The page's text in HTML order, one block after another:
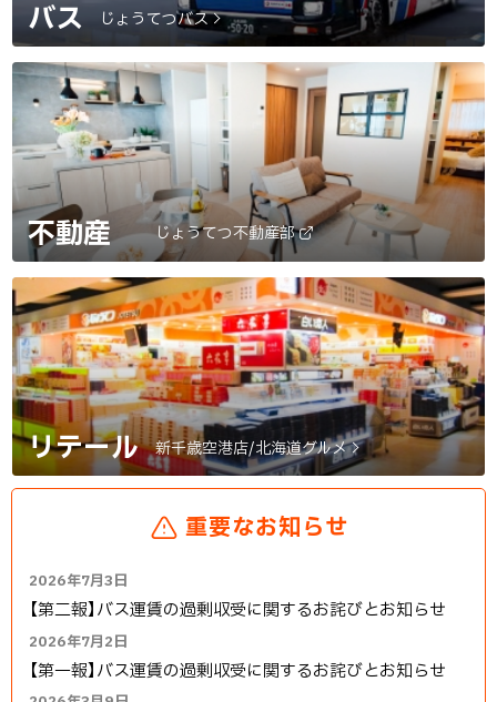
バス じょうてつバス
不動産 じょうてつ不動産部
リテール 新千歳空港店/北海道グルメ
重要なお知らせ
2026年7月3日
【第二報】バス運賃の過剰収受に関するお詫びとお知らせ
2026年7月2日
【第一報】バス運賃の過剰収受に関するお詫びとお知らせ